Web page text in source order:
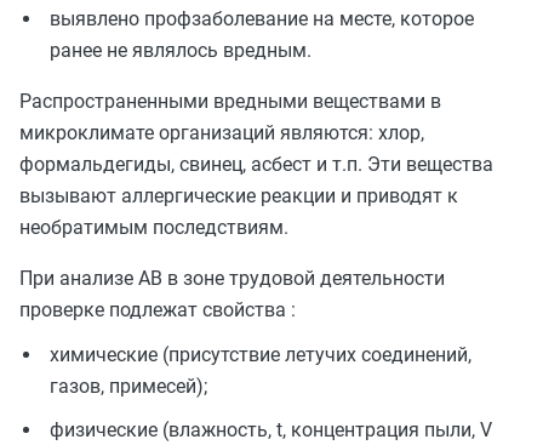
выявлено профзаболевание на месте, которое
ранее не являлось вредным.
Распространенными вредными веществами в
микроклимате организаций являются: хлор,
формальдегиды, свинец, асбест и т.п. Эти вещества
вызывают аллергические реакции и приводят к
необратимым последствиям.
При анализе АВ в зоне трудовой деятельности
проверке подлежат свойства :
химические (присутствие летучих соединений,
газов, примесей);
физические (влажность, t, концентрация пыли, V